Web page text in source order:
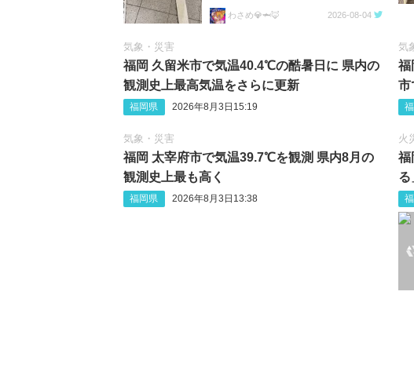
わさめ💎🦈🦊 2026-08-04
気象・災害
福岡 久留米市で気温40.4℃の酷暑日に 県内の
観測史上最高気温をさらに更新
福岡県 2026年8月3日15:19
気
福
市
気象・災害
福岡 太宰府市で気温39.7℃を観測 県内8月の
観測史上最も高く
福岡県 2026年8月3日13:38
火
福
る